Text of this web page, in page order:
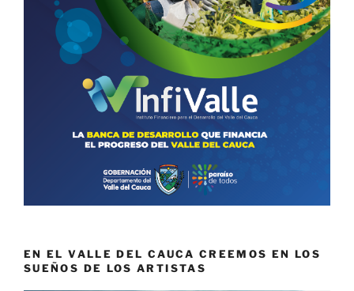
EN EL VALLE DEL CAUCA CREEMOS EN LOS
SUEÑOS DE LOS ARTISTAS